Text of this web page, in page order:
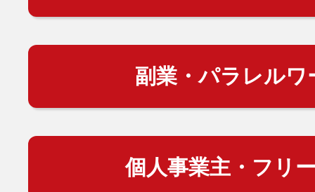
副業・パラレルワ
個人事業主・フリ